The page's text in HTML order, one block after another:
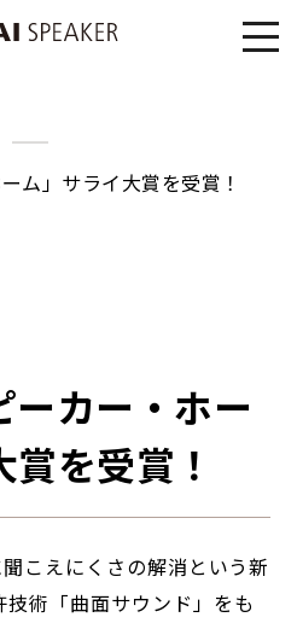
ム」サライ大賞を受賞！
ーカー・ホー
を受賞！
こえにくさの解消という新
術「曲面サウンド」をも